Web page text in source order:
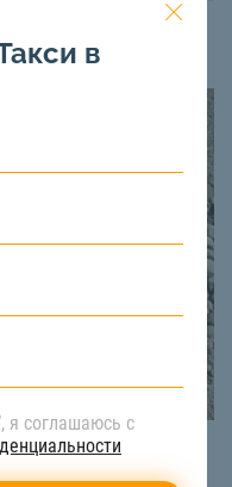
в
я соглашаюсь с